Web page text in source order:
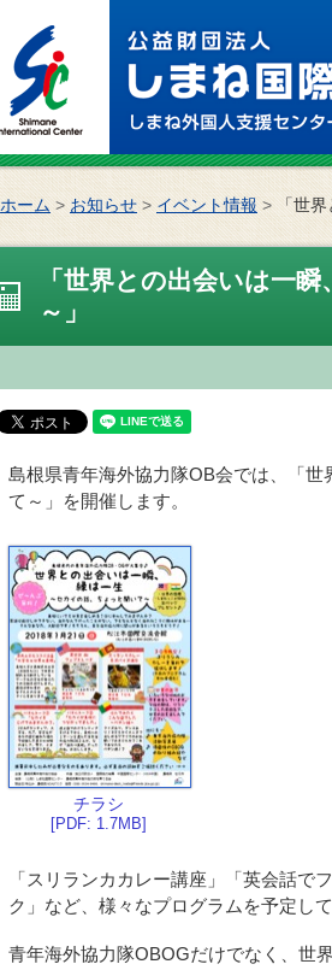
ホーム > お知らせ > イベント情報 > 「世
「世界との出会いは一
～」
島根県青年海外協力隊OB会では、「
て～」を開催します。
チラシ
[PDF: 1.7MB]
「スリランカカレー講座」「英会話で
ク」など、様々なプログラムを予定して
青年海外協力隊OBOGだけでなく、世